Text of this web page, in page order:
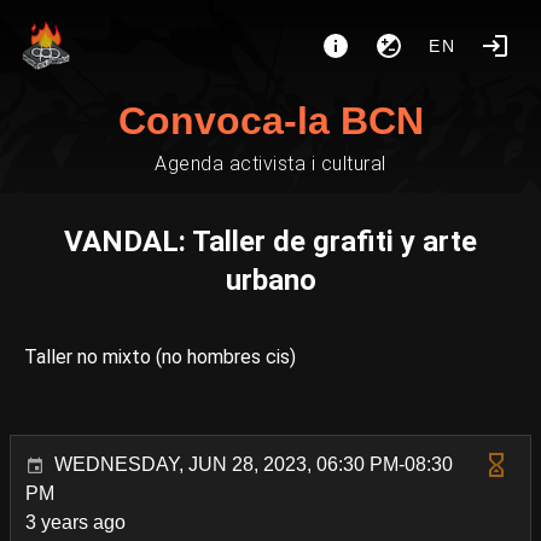
EN
Convoca-la BCN
Agenda activista i cultural
VANDAL: Taller de grafiti y arte
urbano
Taller no mixto (no hombres cis)
WEDNESDAY, JUN 28, 2023, 06:30 PM-08:30
PM
3 years ago